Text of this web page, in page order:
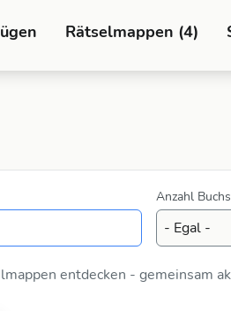
Rätselmappen (4)
Anzahl
entdecken - gemeinsam